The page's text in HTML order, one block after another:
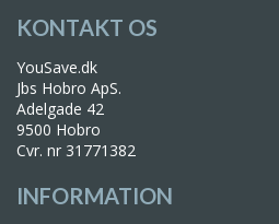
KONTAKT OS
YouSave.dk
Jbs Hobro ApS.
Adelgade 42
9500 Hobro
Cvr. nr 31771382
INFORMATION